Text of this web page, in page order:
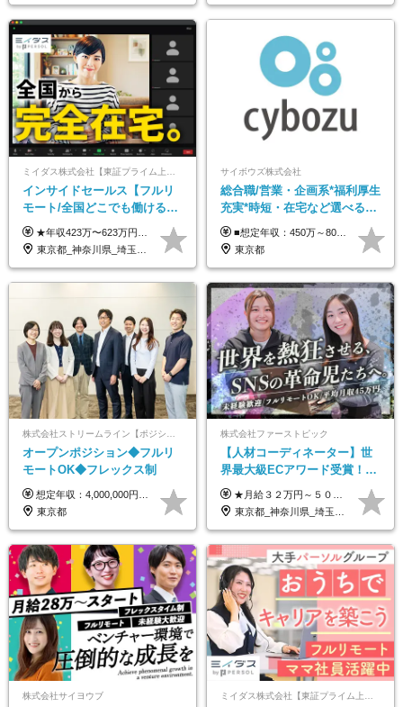
インサイドセールス【フルリ
モート/全国どこでも働ける】
未経験OK*土日祝休み*残業少
なめ*在宅勤務手当あり
★年収423万〜623万円のモデルあり（想定時間外手当10時間分含む） ★半年に一度ドカンと支給のボーナスあり（半年に1度最大150万円） 月給25万円〜＋各種手当＋インセンティブ ＊リモートワーク手当（4000円/月） ＊リモートワーク一時金（1万5000円） ＊残業手当全額支給 ※経験・スキルにより月給を決定します ※試用期間：2ヵ月あり。期間中の雇用形態・給与・待遇に変更はありません 《頑張りはインセンティブとして還元！》 当社は5段階の評価制度を導入。 半期に1回の評価で最高ランク（5点）を獲得したメンバーには、 150万円のインセンティブを支給！ これが半年に一度のインセンティブとして支給されるため、 成果を出した分だけまとまった収入を得られる仕組みです。 【固定残業代について】 なし（残業代は、実際の労働時間に応じて別途全額支給）
東京都_神奈川県_埼玉県_千葉県_大阪府_愛知県_北海道_青森県_岩手県_宮城県_秋田県_山形県_福島県_茨城県_栃木県_群馬県_新潟県_山梨県_長野県_富山県_石川県_福井県_静岡県_岐阜県_三重県_兵庫県_京都府_滋賀県_奈良県_和歌山県_広島県_岡山県_鳥取県_島根県_山口県_徳島県_香川県_愛媛県_高知県_福岡県_熊本県_佐賀県_長崎県_大分県_宮崎県_鹿児島県_沖縄県
サイボウズ株式会社
総合職/営業・企画系*福利厚生
充実*時短・在宅など選べる働
き方*賞与年2回
■想定年収：450万～800万円（基本給12ヶ月分＋賞与2ヶ月分） ※上記想定年収はフルタイムの働き方を想定しています。 それ以外の働き方（勤務日数、時短、固定残業時間数の変更など）の場合 上記想定年収の支給を確約するものではありません ※賞与は全社の業績に応じて変動の可能性があります ※ご経験・スキルを考慮のうえ、当社規定により優遇します （試用期間3ヶ月有/給与・待遇に差異なし） ■昇給年1回 ■賞与年2回（2月・8月）
東京都
オープンポジション◆フルリ
モートOK◆フレックス制
想定年収：4,000,000円 ～ 8,000,000円 月給：288,000円 ～ 570,000円 ※ご経験・能力に応じて決定いたします。 ※上記額にはみなし残業代を含みます。 ※超過分は全額支給いたします。 ※みなし残業代 45,000円 ～ 89,050円／月 ※みなし残業時間 20時間／月 ※試用期間：3ヶ月（試用期間中の待遇に差異はありません） 【固定残業代について】 固定残業20時間分（45,000円～89,050円）を含む ※超過分は別途全額支給
東京都
株式会社ファーストピック
【人材コーディネーター】世
界最大級ECアワード受賞！フ
ルリモート／未経験◎／月給
３２万円～／年休１３０日以
上／
★月給３２万円～５０万円＋インセンティブ賞与＋決算賞与★ （30時間の固定残業代、一律月54,750円を含む。超過分は支給） ※経験・スキルを考慮の上、決定 ※昇給：随時あり 【インセンティブについて】 自社サービスを提案し、サービス化した場合、一部の利益をインセンティブとして還元します。 試用期間中（6か月間）は、下記の給与となります。 【一都三県、大阪、名古屋、福岡の方】 月給２４万円～＋役職手当＋インセンティブ賞与 【一都三県以外の関東圏、九州、東北、北海道、その他地域の方】 月給２０万円～＋役職手当＋インセンティブ賞与 ※試用期間6ヶ月 ※試用期間中の待遇・福利厚生に差異はなし
東京都_神奈川県_埼玉県_千葉県_大阪府_愛知県_北海道_青森県_岩手県_宮城県_秋田県_山形県_福島県_茨城県_栃木県_群馬県_静岡県_岐阜県_三重県_兵庫県_京都府_滋賀県_奈良県_和歌山県_広島県_岡山県_鳥取県_島根県_山口県_福岡県_熊本県_佐賀県_長崎県_大分県_宮崎県_鹿児島県
株式会社サイヨウブ